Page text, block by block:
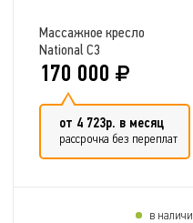
Массажное кресло
National C3
170 000
от 4 723р. в месяц
рассрочка без переплат
в